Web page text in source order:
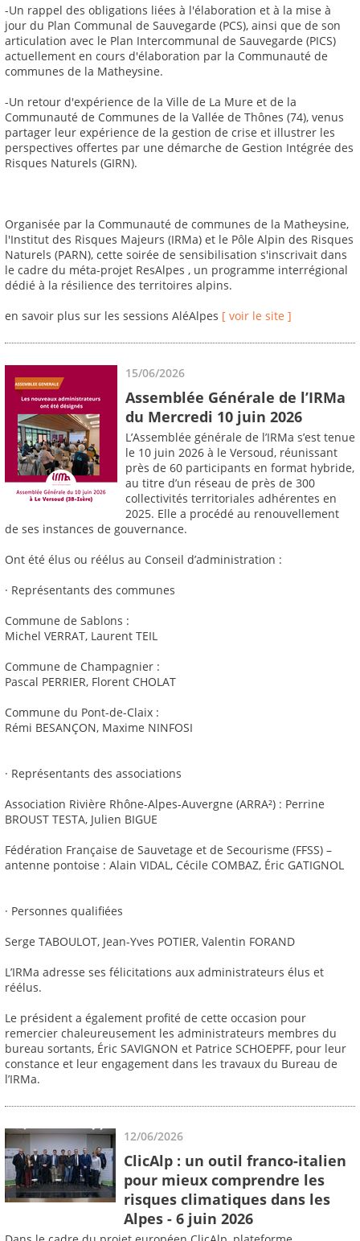
-Un rappel des obligations liées à l'élaboration et à la mise à
jour du Plan Communal de Sauvegarde (PCS), ainsi que de son
articulation avec le Plan Intercommunal de Sauvegarde (PICS)
actuellement en cours d'élaboration par la Communauté de
communes de la Matheysine.
-Un retour d'expérience de la Ville de La Mure et de la
Communauté de Communes de la Vallée de Thônes (74), venus
partager leur expérience de la gestion de crise et illustrer les
perspectives offertes par une démarche de Gestion Intégrée des
Risques Naturels (GIRN).
Organisée par la Communauté de communes de la Matheysine,
l'Institut des Risques Majeurs (IRMa) et le Pôle Alpin des Risques
Naturels (PARN), cette soirée de sensibilisation s'inscrivait dans
le cadre du méta-projet ResAlpes , un programme interrégional
dédié à la résilience des territoires alpins.
en savoir plus sur les sessions AléAlpes [ voir le site ]
15/06/2026
Assemblée Générale de l’IRMa
du Mercredi 10 juin 2026
L’Assemblée générale de l’IRMa s’est tenue
le 10 juin 2026 à le Versoud, réunissant
près de 60 participants en format hybride,
au titre d’un réseau de près de 300
collectivités territoriales adhérentes en
2025. Elle a procédé au renouvellement
de ses instances de gouvernance.
Ont été élus ou réélus au Conseil d’administration :
· Représentants des communes
Commune de Sablons :
Michel VERRAT, Laurent TEIL
Commune de Champagnier :
Pascal PERRIER, Florent CHOLAT
Commune du Pont-de-Claix :
Rémi BESANÇON, Maxime NINFOSI
· Représentants des associations
Association Rivière Rhône-Alpes-Auvergne (ARRA²) : Perrine
BROUST TESTA, Julien BIGUE
Fédération Française de Sauvetage et de Secourisme (FFSS) –
antenne pontoise : Alain VIDAL, Cécile COMBAZ, Éric GATIGNOL
· Personnes qualifiées
Serge TABOULOT, Jean-Yves POTIER, Valentin FORAND
L’IRMa adresse ses félicitations aux administrateurs élus et
réélus.
Le président a également profité de cette occasion pour
remercier chaleureusement les administrateurs membres du
bureau sortants, Éric SAVIGNON et Patrice SCHOEPFF, pour leur
constance et leur engagement dans les travaux du Bureau de
l’IRMa.
12/06/2026
ClicAlp : un outil franco-italien
pour mieux comprendre les
risques climatiques dans les
Alpes - 6 juin 2026